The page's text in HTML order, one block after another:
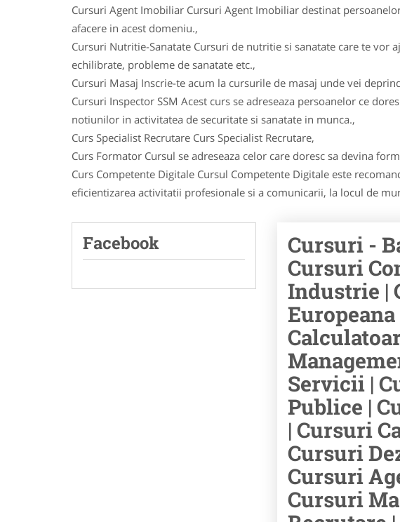
Cursuri Agent Imobiliar Cursuri Agent Imobiliar destinat
afacere in acest domeniu.,
Cursuri Nutritie-Sanatate Cursuri de nutritie si sanatate care te
echilibrate, probleme de sanatate etc.,
Cursuri Masaj Inscrie-te acum la cursurile de masaj unde vei
Cursuri Inspector SSM Acest curs se adreseaza persoanelor ce
notiunilor in activitatea de securitate si sanatate in munca.,
Curs Specialist Recrutare Curs Specialist Recrutare,
Curs Formator Cursul se adreseaza celor care doresc sa devina
Curs Competente Digitale Cursul Competente Digitale este
eficientizarea activitatii profesionale si a comunicarii, la locul de
Facebook
Cursuri -
Cursuri
Industrie |
Servicii |
Publice |
| Cursuri
Cursuri
Cursuri
Cursuri